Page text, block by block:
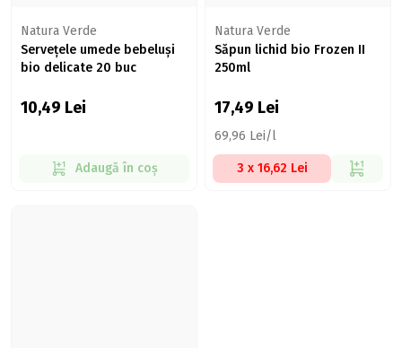
Natura Verde
Servețele umede bebeluși
bio delicate 20 buc
10,49 Lei
Adaugă în coș
Natura Verde
Săpun lichid bio Frozen II
250ml
17,49 Lei
69,96 Lei/l
3 x 16,62 Lei